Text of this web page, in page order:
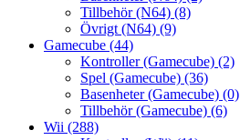
Tillbehör (N64) (8)
Övrigt (N64) (9)
Gamecube (44)
Kontroller (Gamecube) (2)
Spel (Gamecube) (36)
Basenheter (Gamecube) (0)
Tillbehör (Gamecube) (6)
Wii (288)